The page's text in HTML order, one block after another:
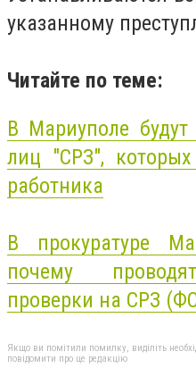
указанному
Читайте по теме:
В Мариуполе
лиц "СРЗ",
работника
В прокуратуре
почему
проверки на СРЗ
Якщо ви помітили помилку, виділіть
повідомити про це редакцію